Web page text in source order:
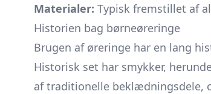
Materialer: Typisk fremstillet af
Historien bag børneøreringe
Brugen af øreringe har en lang
Historisk set har smykker,
af traditionelle beklædningsdele,